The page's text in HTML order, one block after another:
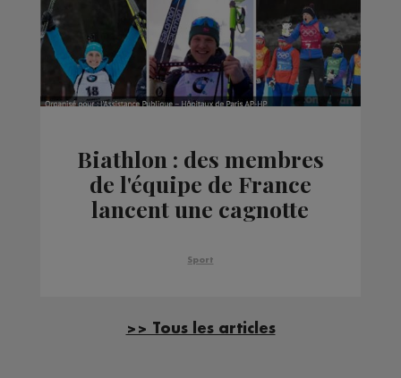
Biathlon : des membres
de l'équipe de France
lancent une cagnotte
Sport
>> Tous les articles